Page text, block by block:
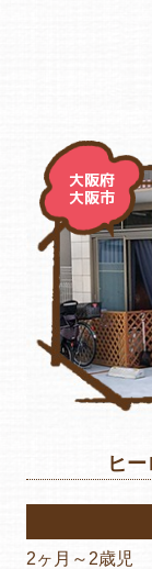
大阪府
大阪市
ヒー
2ヶ月～2歳児